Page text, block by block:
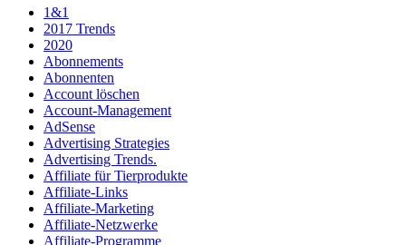
1&1
2017 Trends
2020
Abonnements
Abonnenten
Account löschen
Account-Management
AdSense
Advertising Strategies
Advertising Trends.
Affiliate für Tierprodukte
Affiliate-Links
Affiliate-Marketing
Affiliate-Netzwerke
Affiliate-Programme